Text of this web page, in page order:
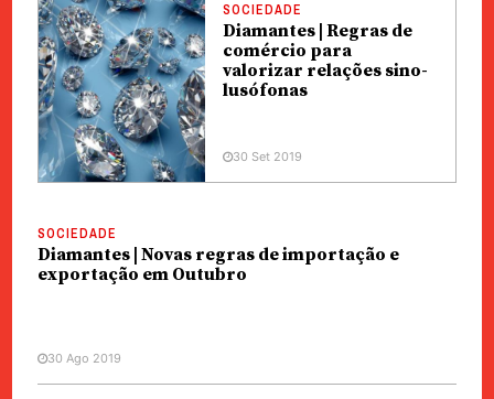
SOCIEDADE
Diamantes | Regras de
comércio para
valorizar relações sino-
lusófonas
30 Set 2019
SOCIEDADE
Diamantes | Novas regras de importação e
exportação em Outubro
30 Ago 2019